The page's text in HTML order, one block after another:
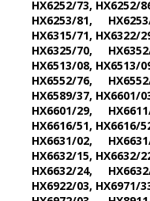
HX6252/73, HX6252/
HX6253/81,
HX6315/71, HX6322/
HX6325/70,
HX6513/08, HX6513/
HX6552/76,
HX6589/37, HX6601/
HX6601/29,
HX6616/51, HX6616/
HX6631/02,
HX6632/15, HX6632/
HX6632/24,
HX6922/03, HX6971/